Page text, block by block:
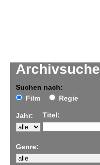
Archivsuche
Suchen nach:
Film
Regie
Jahr: Titel:
Genre: